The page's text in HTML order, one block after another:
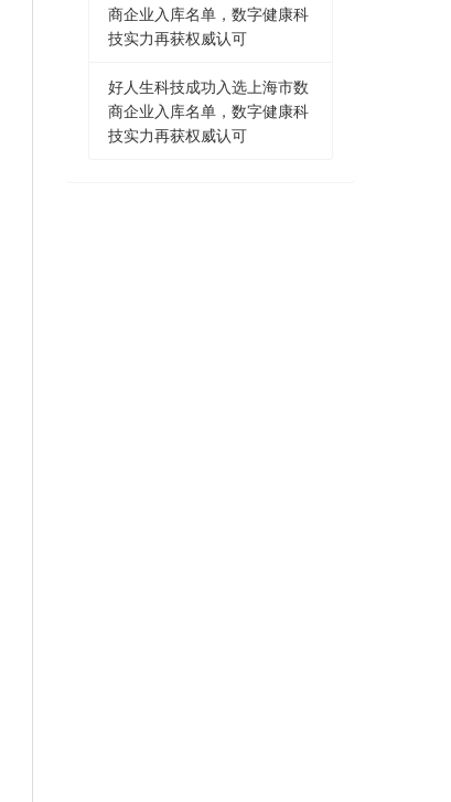
商企业入库名单，数字健康科
技实力再获权威认可
好人生科技成功入选上海市数
商企业入库名单，数字健康科
技实力再获权威认可